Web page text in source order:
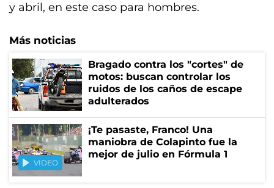
y abril, en este caso para hombres.
Más noticias
Bragado contra los "cortes" de
motos: buscan controlar los
ruidos de los caños de escape
adulterados
VIDEO
¡Te pasaste, Franco! Una
maniobra de Colapinto fue la
mejor de julio en Fórmula 1